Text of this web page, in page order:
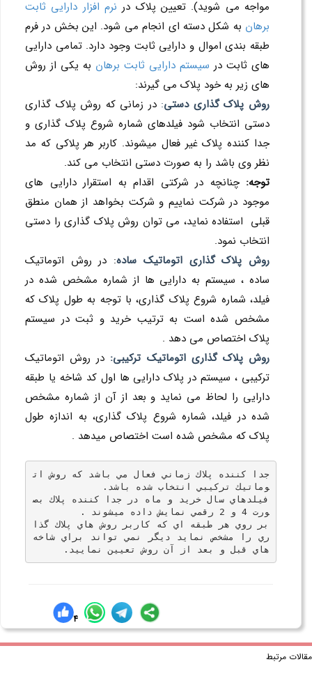
مواجه می شوید). تعیین پلاک درنرم افزار دارایی ثابت
برهانبه شکل دسته ای انجام می شود. این بخش در فرم
طبقه بندی اموال و دارایی ثابت وجود دارد. تمامی دارایی
های ثابت درسیستم دارایی ثابت برهانبه یکی از روش
های زیر به خود پلاک می گیرند:
روش پلاک گذاری دستي:در زماني كه روش پلاك گذاري
دستي انتخاب شود فيلدهاي شماره شروع پلاك گذاري و
جدا كننده پلاك غير فعال ميشوند. کاربر هر پلاکی که مد
نظر وی باشد را به صورت دستی انتخاب می کند.
توجه:چنانچه در شرکتی اقدام به استقرار دارایی های
موجود در شرکت نماییم و شرکت بخواهد از همان منطق
قبلی استفاده نماید، می توان روش پلاک گذاری را دستی
انتخاب نمود.
روش پلاک گذاری اتوماتيك ساده: در روش اتوماتيك
ساده ، سيستم به دارايي ها از شماره مشخص شده در
فيلد، شماره شروع پلاك گذاري، با توجه به طول پلاك كه
مشخص شده است به ترتيب خريد و ثبت در سيستم
پلاك اختصاص مي دهد .
روش پلاک گذاری اتوماتيك تركيبي:در روش اتوماتيك
تركيبي ، سيستم در پلاك دارايي ها اول كد شاخه يا طبقه
دارايي را لحاظ مي نمايد و بعد از آن از شماره مشخص
شده در فيلد، شماره شروع پلاك گذاري، به اندازه طول
پلاك كه مشخص شده است اختصاص ميدهد .
جدا كننده پلاك زماني فعال مي باشد كه روش ات
وماتيك تركيبي انتخاب شده باشد.
فيلدهاي سال خريد و ماه در جدا كننده پلاك بص
ورت 4 و 2 رقمي نمايش داده ميشوند .
بر روي هر طبقه اي كه كاربر روش هاي پلاك گذا
ري را مشخص نمايد ديگر نمي تواند براي شاخه
هاي قبل و بعد از آن روش تعیین نمایيد.
4
مرتبط